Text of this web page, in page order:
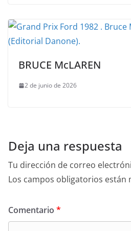
BRUCE McLAREN
2 de junio de 2026
Deja una respuesta
Tu dirección de correo
Los campos obligatorios están
Comentario *